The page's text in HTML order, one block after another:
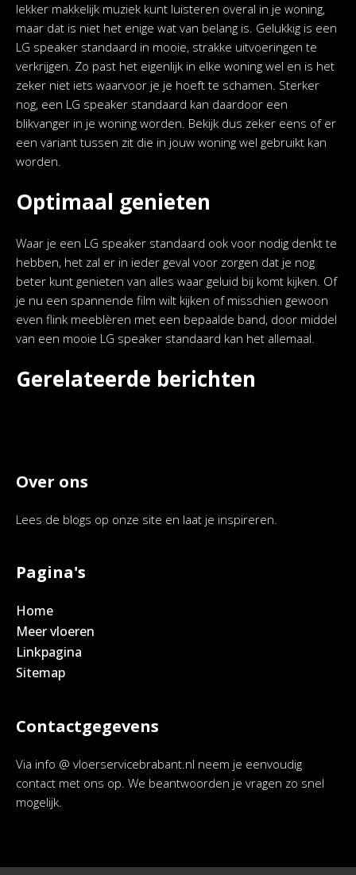
lekker makkelijk muziek kunt luisteren overal in je woning,
maar dat is niet het enige wat van belang is. Gelukkig is een
LG speaker standaard in mooie, strakke uitvoeringen te
verkrijgen. Zo past het eigenlijk in elke woning wel en is het
zeker niet iets waarvoor je je hoeft te schamen. Sterker
nog, een LG speaker standaard kan daardoor een
blikvanger in je woning worden. Bekijk dus zeker eens of er
een variant tussen zit die in jouw woning wel gebruikt kan
worden.
Optimaal genieten
Waar je een LG speaker standaard ook voor nodig denkt te
hebben, het zal er in ieder geval voor zorgen dat je nog
beter kunt genieten van alles waar geluid bij komt kijken. Of
je nu een spannende film wilt kijken of misschien gewoon
even flink meeblèren met een bepaalde band, door middel
van een mooie LG speaker standaard kan het allemaal.
Gerelateerde berichten
Over ons
Lees de blogs op onze site en laat je inspireren.
Pagina's
Home
Meer vloeren
Linkpagina
Sitemap
Contactgegevens
Via info @ vloerservicebrabant.nl neem je eenvoudig
contact met ons op. We beantwoorden je vragen zo snel
mogelijk.